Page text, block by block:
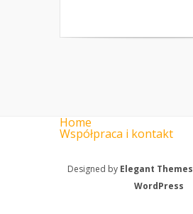
Home
Współpraca i kontakt
Designed by Elegant Themes
WordPress